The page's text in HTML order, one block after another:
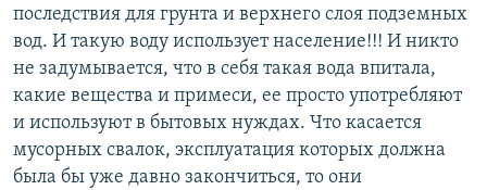
последствия для грунта и верхнего слоя подземных
вод. И такую воду использует население!!! И никто
не задумывается, что в себя такая вода впитала,
какие вещества и примеси, ее просто употребляют
и используют в бытовых нуждах. Что касается
мусорных свалок, эксплуатация которых должна
была бы уже давно закончиться, то они